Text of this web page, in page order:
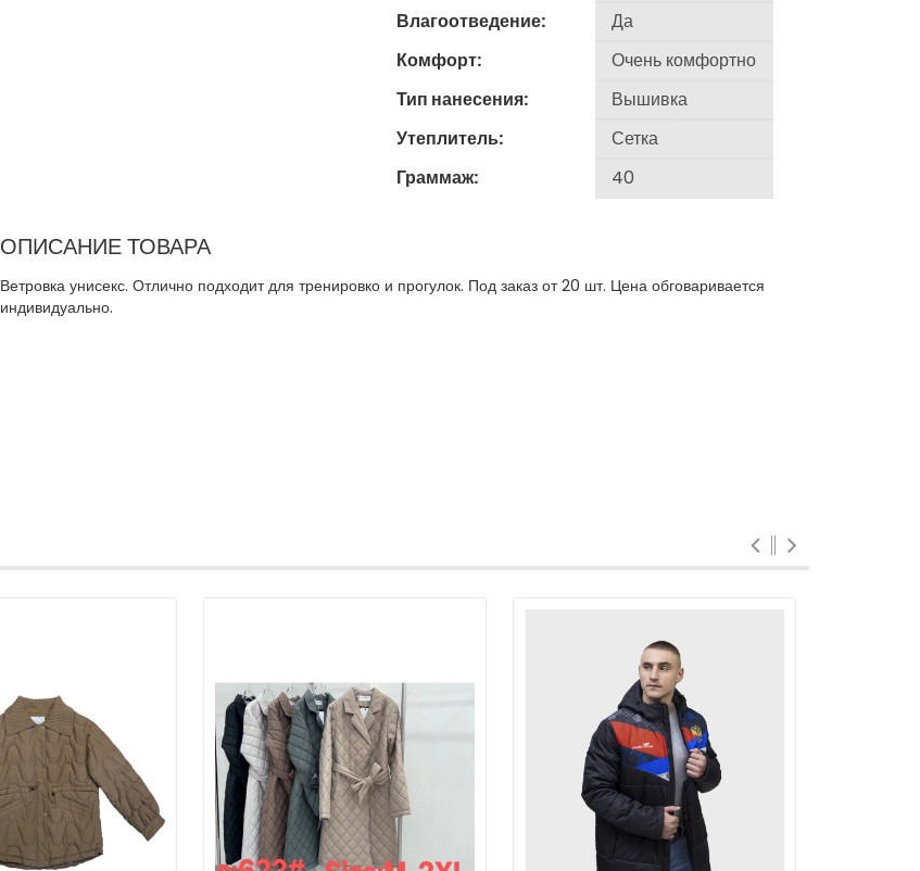
Влагоотведение:
Комфорт:
Тип нанесения:
Утеплитель:
Граммаж:
ОПИСАНИЕ ТОВАРА
Ветровка унисекс. Отлично подходит для тренировко и прогулок. Под заказ от 20 шт. Цена обговаривается
индивидуально.